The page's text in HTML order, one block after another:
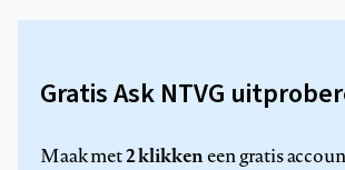
Gratis Ask NTVG
Maak met2 klikkeneen gratis